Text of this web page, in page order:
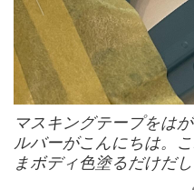
マスキングテープをは
ルバーがこんにちは。
まボディ色塗るだけだし